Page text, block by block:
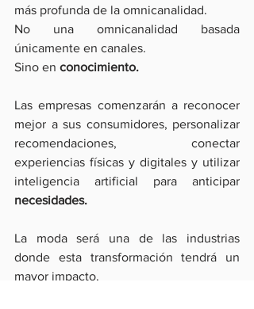
más profunda de la omnicanalidad.
No una omnicanalidad basada
únicamente en canales.
Sino en conocimiento.
Las empresas comenzarán a reconocer
mejor a sus consumidores, personalizar
recomendaciones, conectar
experiencias físicas y digitales y utilizar
necesidades.
La moda será una de las industrias
donde esta transformación tendrá un
mayor impacto.